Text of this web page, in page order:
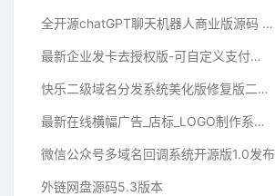
全开源chatGPT聊天机器人商业版源码 支持魔改 完全开放源代码
最新企业发卡去授权版-可自定义支付接口
快乐二级域名分发系统美化版修复版二开版
最新在线横幅广告_店标_LOGO制作系统源码本地接口版
微信公众号多域名回调系统开源版1.0发布
外链网盘源码5.3版本